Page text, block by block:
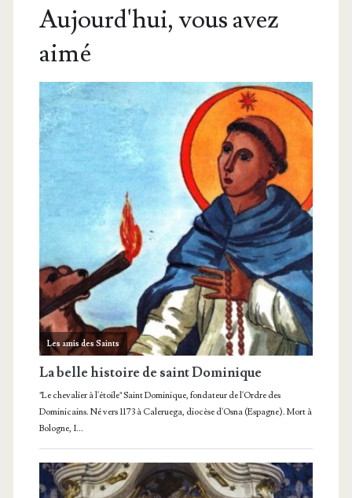
Aujourd'hui, vous avez
aimé